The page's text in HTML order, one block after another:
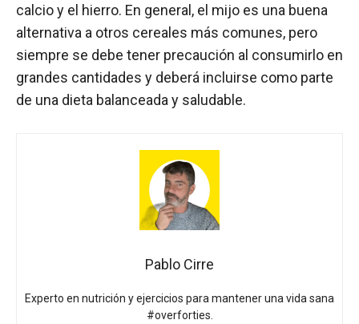
calcio y el hierro. En general, el mijo es una buena
alternativa a otros cereales más comunes, pero
siempre se debe tener precaución al consumirlo en
grandes cantidades y deberá incluirse como parte
de una dieta balanceada y saludable.
Pablo Cirre
Experto en nutrición y ejercicios para mantener una vida sana
#overforties.